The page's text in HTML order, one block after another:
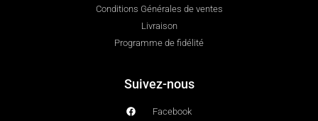
Conditions Générales de ventes
Livraison
Programme de fidélité
Suivez-nous
Facebook